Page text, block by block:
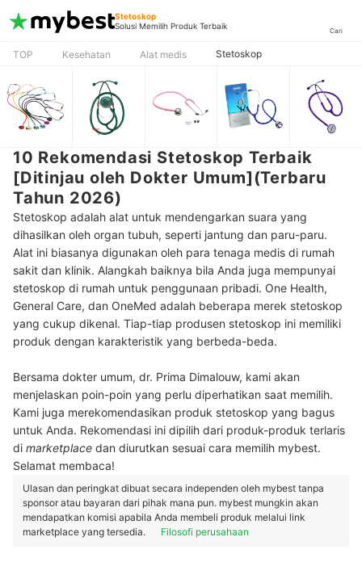
Stetoskop
Solusi Memilih Produk Terbaik
Cari
TOP Kesehatan Alat medis Stetoskop
10 Rekomendasi Stetoskop Terbaik
[Ditinjau oleh Dokter Umum](Terbaru
Tahun 2026)
Stetoskop adalah alat untuk mendengarkan suara yang
dihasilkan oleh organ tubuh, seperti jantung dan paru-paru.
Alat ini biasanya digunakan oleh para tenaga medis di rumah
sakit dan klinik. Alangkah baiknya bila Anda juga mempunyai
stetoskop di rumah untuk penggunaan pribadi. One Health,
General Care, dan OneMed adalah beberapa merek stetoskop
yang cukup dikenal. Tiap-tiap produsen stetoskop ini memiliki
produk dengan karakteristik yang berbeda-beda.
Bersama dokter umum, dr. Prima Dimalouw, kami akan
menjelaskan poin-poin yang perlu diperhatikan saat memilih.
Kami juga merekomendasikan produk stetoskop yang bagus
untuk Anda. Rekomendasi ini dipilih dari produk-produk terlaris
di marketplace dan diurutkan sesuai cara memilih mybest.
Selamat membaca!
Ulasan dan peringkat dibuat secara independen oleh mybest tanpa
sponsor atau bayaran dari pihak mana pun. mybest mungkin akan
mendapatkan komisi apabila Anda membeli produk melalui link
marketplace yang tersedia.
Filosofi perusahaan